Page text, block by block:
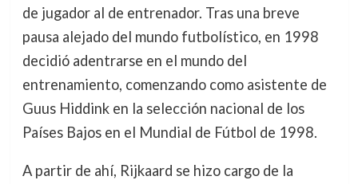
de jugador al de entrenador. Tras una breve
pausa alejado del mundo futbolístico, en 1998
decidió adentrarse en el mundo del
entrenamiento, comenzando como asistente de
Guus Hiddink en la selección nacional de los
Países Bajos en el Mundial de Fútbol de 1998.
A partir de ahí, Rijkaard se hizo cargo de la